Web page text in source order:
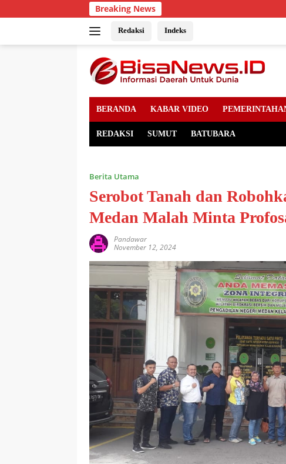
to
Breaking News
Redaksi Indeks
BERANDA KABAR VIDEO
REDAKSI SUMUT BATUBARA
Berita Utama
Serobot Tanah dan
Medan Malah Minta
Pandawar
November 12, 2024